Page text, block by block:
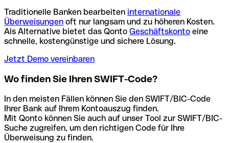
Traditionelle Banken bearbeiten internationale
Überweisungen oft nur langsam und zu höheren Kosten.
Als Alternative bietet das Qonto Geschäftskonto eine
schnelle, kostengünstige und sichere Lösung.
Jetzt Demo vereinbaren
Wo finden Sie Ihren SWIFT-Code?
In den meisten Fällen können Sie den SWIFT/BIC-Code
Ihrer Bank auf Ihrem Kontoauszug finden.
Mit Qonto können Sie auch auf unser Tool zur SWIFT/BIC-
Suche zugreifen, um den richtigen Code für Ihre
Überweisung zu finden.